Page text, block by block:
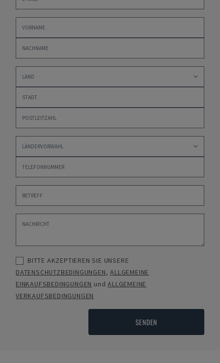
BITTE AKZEPTIEREN SIE UNSERE
DATENSCHUTZBEDINGUNGEN,ALLGEMEINE
EINKAUFSBEDINGUNGEN undALLGEMEINE
VERKAUFSBEDINGUNGEN
SENDEN